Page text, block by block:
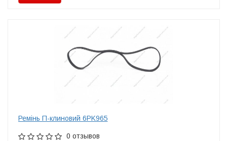
Ремінь П-клиновий 6PK965
0 отзывов